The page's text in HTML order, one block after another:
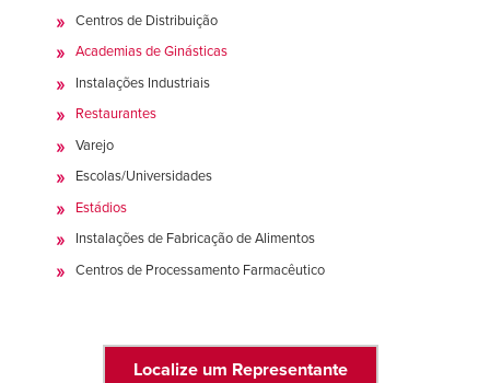
Centros de Distribuição
Academias de Ginásticas
Instalações Industriais
Restaurantes
Varejo
Escolas/Universidades
Estádios
Instalações de Fabricação de Alimentos
Centros de Processamento Farmacêutico
Localize um Representante